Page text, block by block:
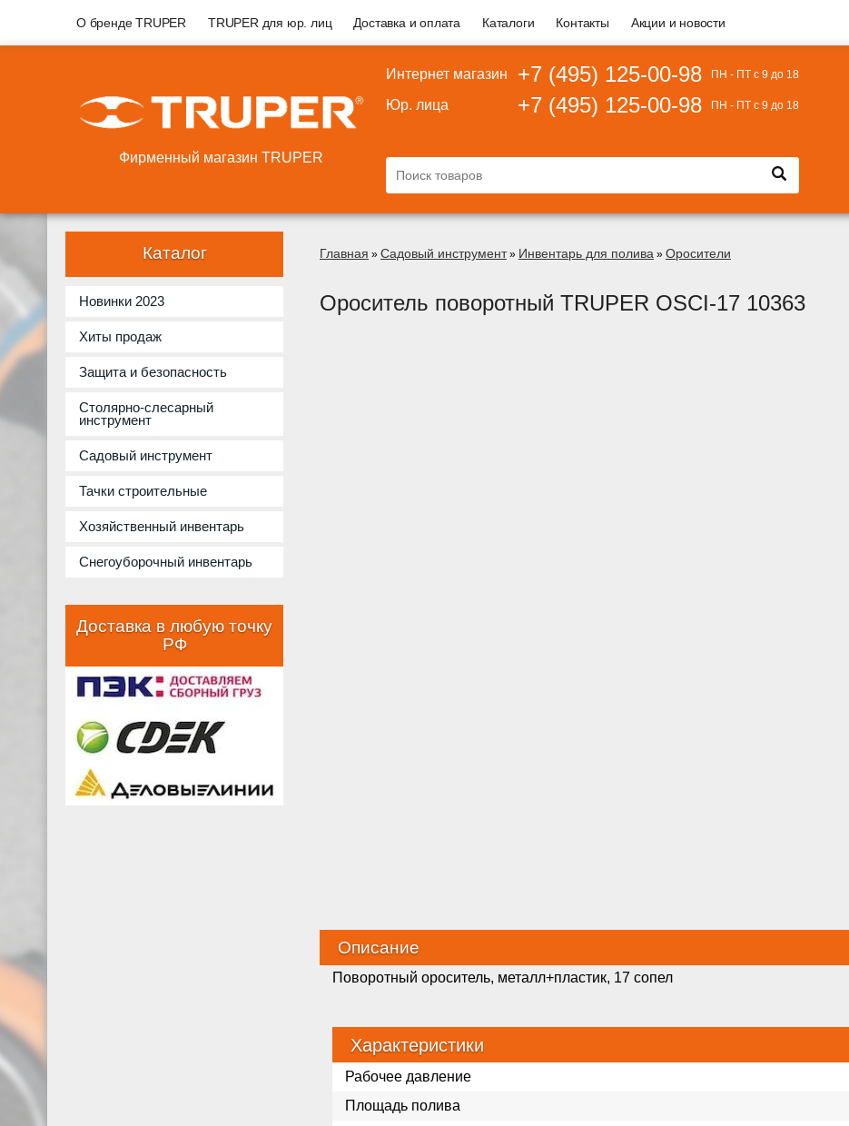
О бренде TRUPER TRUPER для юр. лиц Доставка и оплата Каталоги Контакты Акции и новости
Фирменный магазин TRUPER
Интернет магазин +7 (495) 125-00-98 ПН - ПТ с 9 до 18
Юр. лица +7 (495) 125-00-98 ПН - ПТ с 9 до 18
Каталог
Новинки 2023
Хиты продаж
Защита и безопасность
Столярно-слесарный
инструмент
Садовый инструмент
Тачки строительные
Хозяйственный инвентарь
Снегоуборочный инвентарь
Доставка в любую точку
РФ
Главная » Садовый инструмент» Инвентарь для полива » Оросители
Ороситель поворотный TRUPER OSCI-17 10363
Описание
Поворотный ороситель, металл+пластик, 17 сопел
Характеристики
Рабочее давление
Площадь полива